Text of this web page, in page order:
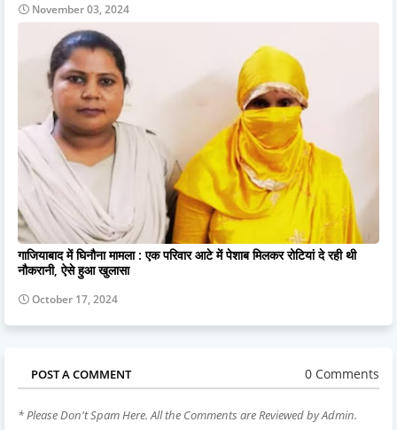
November 03, 2024
गाजियाबाद में घिनौना मामला : एक परिवार आटे में पेशाब मिलकर रोटियां दे रही थी
नौकरानी, ऐसे हुआ खुलासा
October 17, 2024
POST A COMMENT 0 Comments
* Please Don't Spam Here. All the Comments are Reviewed by Admin.